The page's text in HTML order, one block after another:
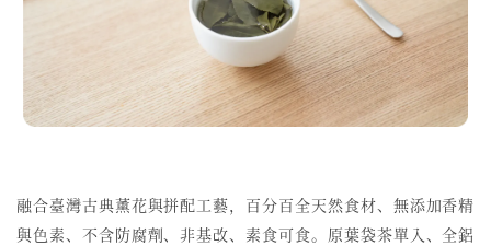
融合臺灣古典薰花與拼配工藝， 百分百全天然食材、無添加香精
與色素、不含防腐劑、非基改、素食可食。原葉袋茶單入、全鋁